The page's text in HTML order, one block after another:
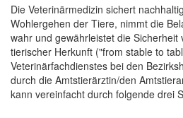
Die Veterinärmedizin sichert
Wohlergehen der Tiere, nimmt die
wahr und gewährleistet die Sicherheit
tierischer Herkunft ("from stable to
Veterinärfachdienstes bei den
durch die Amtstierärztin/den
kann vereinfacht durch folgende drei